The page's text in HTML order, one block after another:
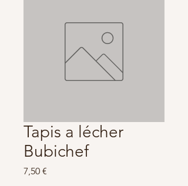
Tapis a lécher
Bubichef
7,50 €